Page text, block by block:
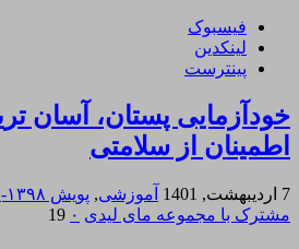
فیسبوک
لینکدین
پینترست
خودآزمایی پستان، آسان
اطمینان از سلامتی
7 اردیبهشت, 1401 آموزشی, پویش ۱۳۹۸-پویش ملی
مشترک با مجموعه مای لیدی ۰ 19